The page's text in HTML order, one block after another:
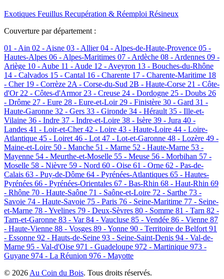
Exotiques Feuillus Recupération & Réemploi Résineux
Couverture par département :
01 - Ain 02 - Aisne 03 - Allier04 - Alpes-de-Haute-Provence 05 -
Hautes-Alpes 06 - Alpes-Maritimes 07 - Ardèche 08 - Ardennes 09 -
Ariège 10 - Aube 11 - Aude 12 - Aveyron 13 - Bouches-du-Rhône
14 - Calvados 15 - Cantal 16 - Charente 17 - Charente-Maritime 18
- Cher 19 - Corrèze 2A - Corse-du-Sud 2B - Haute-Corse 21 - Côte-
d'Or 22 - Côtes-d'Armor 23 - Creuse 24 - Dordogne 25 - Doubs 26
- Drôme 27 - Eure 28 - Eure-et-Loir 29 - Finistère 30 - Gard 31 -
Haute-Garonne 32 - Gers 33 - Gironde 34 - Hérault 35 - Ille-et-
Vilaine 36 - Indre 37 - Indre-et-Loire 38 - Isère 39 - Jura 40 -
Landes 41 - Loir-et-Cher42 - Loire 43 - Haute-Loire 44 - Loire-
Atlantique 45 - Loiret 46 - Lot 47 - Lot-et-Garonne 48 - Lozère 49 -
Maine-et-Loire 50 - Manche 51 - Marne 52 - Haute-Marne 53 -
Mayenne 54 - Meurthe-et-Moselle 55 - Meuse 56 - Morbihan 57 -
Moselle 58 - Nièvre 59 - Nord 60 - Oise 61 - Orne 62 - Pas-de-
Calais 63 - Puy-de-Dôme 64 - Pyrénées-Atlantiques 65 - Hautes-
Pyrénées 66 - Pyrénées-Orientales 67 - Bas-Rhin 68 - Haut-Rhin 69
- Rhône 70 - Haute-Saône 71 - Saône-et-Loire 72 - Sarthe 73 -
Savoie 74 - Haute-Savoie 75 - Paris 76 - Seine-Maritime 77 - Seine-
et-Marne 78 - Yvelines 79 - Deux-Sèvres 80 - Somme 81 - Tarn 82 -
Tarn-et-Garonne 83 - Var84 - Vaucluse 85 - Vendée 86 - Vienne 87
- Haute-Vienne 88 - Vosges 89 - Yonne 90 - Territoire de Belfort 91
- Essonne 92 - Hauts-de-Seine 93 - Seine-Saint-Denis 94 - Val-de-
Marne 95 - Val-d'Oise 971 - Guadeloupe 972 - Martinique 973 -
Guyane 974 - La Réunion 976 - Mayotte
© 2026 Au Coin du Bois. Tous droits réservés.